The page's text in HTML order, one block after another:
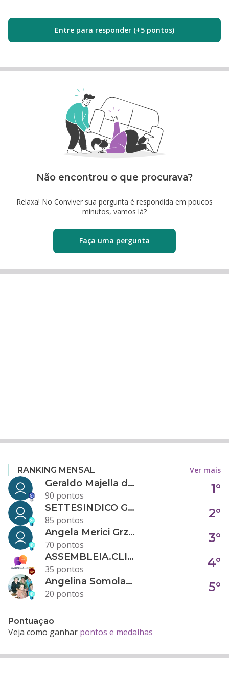
Entre para responder (+5 pontos)
Não encontrou o que procurava?
Relaxa! No Conviver sua pergunta é respondida em poucos
minutos, vamos lá?
Faça uma pergunta
RANKING MENSAL Ver mais
Geraldo Majella da Silva
90 pontos
1°
SETTESINDICO GOVERNANÇA CONDOMINIAL
85 pontos
2°
Angela Merici Grzybowski
70 pontos
3°
ASSEMBLEIA.CLICK
35 pontos
4°
Angelina Somolanji R. Oliveira
20 pontos
5°
Pontuação
Veja como ganhar pontos e medalhas